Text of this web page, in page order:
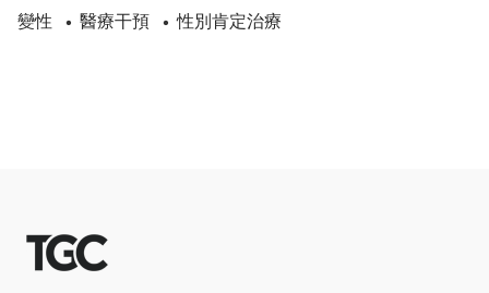
變性 • 醫療干預 • 性別肯定治療